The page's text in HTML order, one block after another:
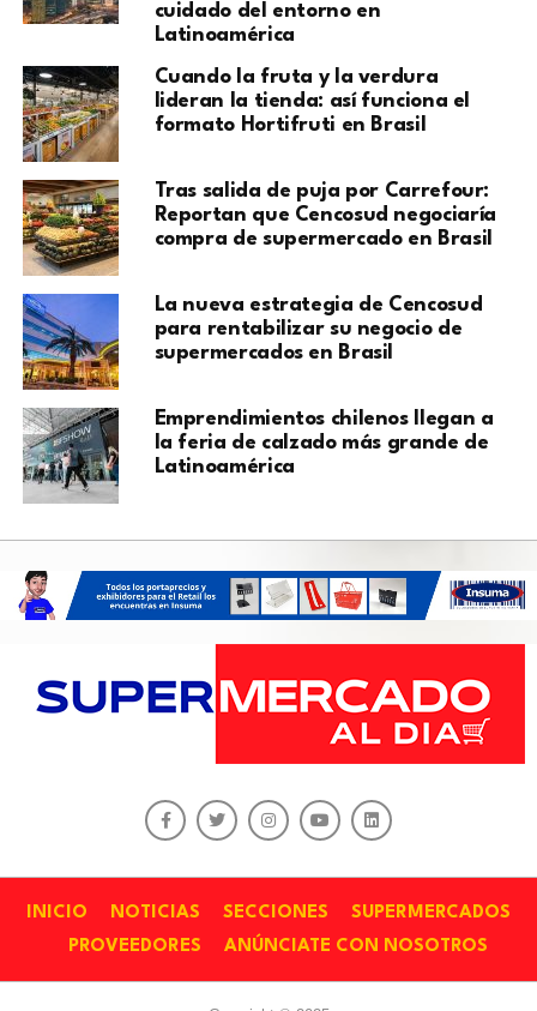
cuidado del entorno en
Latinoamérica
Cuando la fruta y la verdura
lideran la tienda: así funciona el
formato Hortifruti en Brasil
Tras salida de puja por Carrefour:
Reportan que Cencosud negociaría
compra de supermercado en Brasil
La nueva estrategia de Cencosud
para rentabilizar su negocio de
supermercados en Brasil
Emprendimientos chilenos llegan a
la feria de calzado más grande de
Latinoamérica
INICIO NOTICIAS SECCIONES
SUPERMERCADOS
PROVEEDORES
ANÚNCIATE CON NOSOTROS